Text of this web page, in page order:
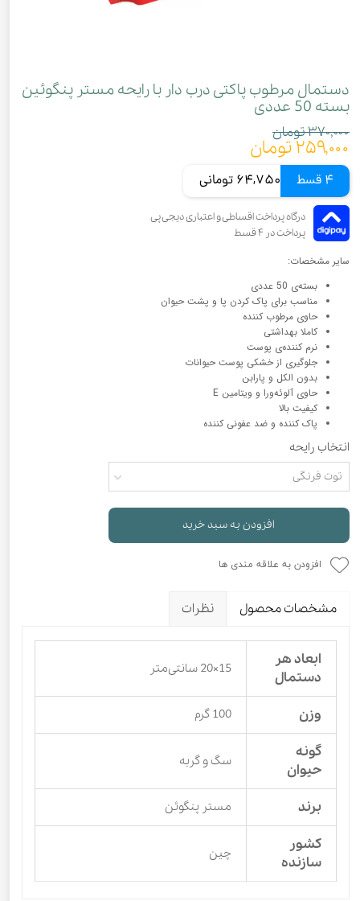
دستمال مرطوب پاکتی درب دار با رایحه مستر پنگوئین
بسته 50 عددی
۳۷۰,۰۰۰ تومان
۲۵۹,۰۰۰ تومان
4 قسط 64,750 تومانی
سایر مشخصات:
بسته‌ی 50 عددی
مناسب برای پاک کردن پا و پشت حیوان
حاوی مرطوب کننده
کاملا بهداشتی
نرم کننده‌ی پوست
جلوگیری از خشکی پوست حیوانات
بدون الکل و پارابن
حاوی آلوئه‌ورا و ویتامین E
کیفیت بالا
پاک کننده و ضد عفونی کننده
انتخاب رایحه
توت فرنگی
افزودن به سبد خرید
افزودن به علاقه مندی ها
مشخصات محصول نظرات
ابعاد هر
دستمال
15×20 سانتی‌متر
وزن 100 گرم
گونه
حیوان
سگ و گربه
برند مستر پنگوئن
کشور
سازنده
چین